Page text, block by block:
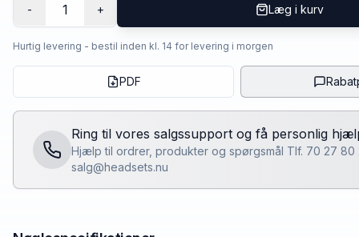
- 1 + Læg i kurv
Hurtig levering - bestil inden kl. 14 for levering i morgen
PDF
Ring til vores salgssupport og få personlig
Hjælp til ordrer, produkter og spørgsmål Tlf. 70 27 80
salg@headsets.nu